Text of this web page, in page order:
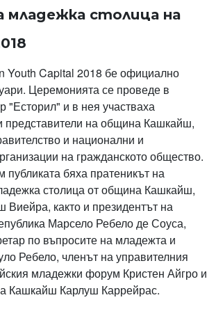
младежка столица на
Youth Capital 2018 бе официално
Церемонията се проведе в
"Есторил" и в нея участваха
представители на община Кашкайш,
и национални и
на гражданското общество.
бяха пратеникът на
столица от община Кашкайш,
Виейра, както и президентът на
Марсело Ребело де Соуса,
по въпросите на младежта и
Ребело, членът на управителния
младежки форум Кристен Айгро и
Кашкайш Карлуш Каррейрас.